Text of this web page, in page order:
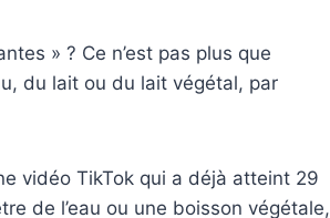
» ? Ce n’est pas plus que
du lait ou du lait végétal, par
vidéo TikTok qui a déjà atteint 29
de l’eau ou une boisson végétale,